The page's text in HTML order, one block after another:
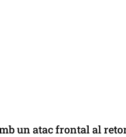
un atac frontal al